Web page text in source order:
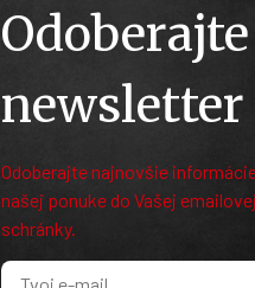
Odoberajte
newsletter
Odoberajte najnovšie
našej ponuke do Vašej emailovej
schránky.